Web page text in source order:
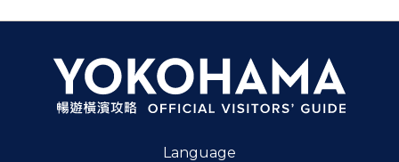
Language